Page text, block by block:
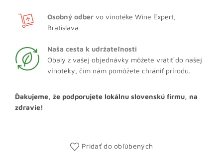
Osobný odber vo vínotéke Wine Expert,
Bratislava
Naša cesta k udržateľnosti
Obaly z vašej objednávky môžete vrátiť do našej
vínotéky, čím nám pomôžete chrániť prírodu.
Ďakujeme, že podporujete lokálnu slovenskú firmu, na
zdravie!
Pridať do obľúbených